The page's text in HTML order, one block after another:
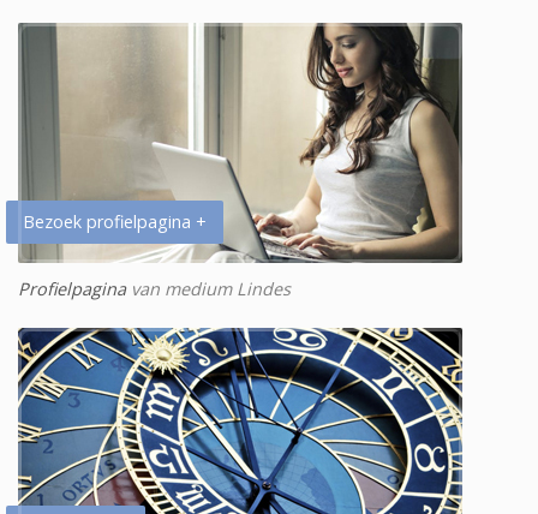
Bezoek profielpagina +
Profielpagina van medium Lindes